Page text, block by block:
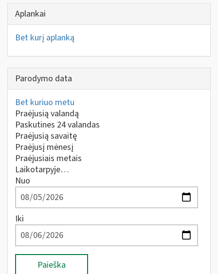
Aplankai
Bet kurį aplanką
Parodymo data
Bet kuriuo metu
Praėjusią valandą
Paskutines 24 valandas
Praėjusią savaitę
Praėjusį mėnesį
Praėjusiais metais
Laikotarpyje…
Nuo
Iki
Paieška